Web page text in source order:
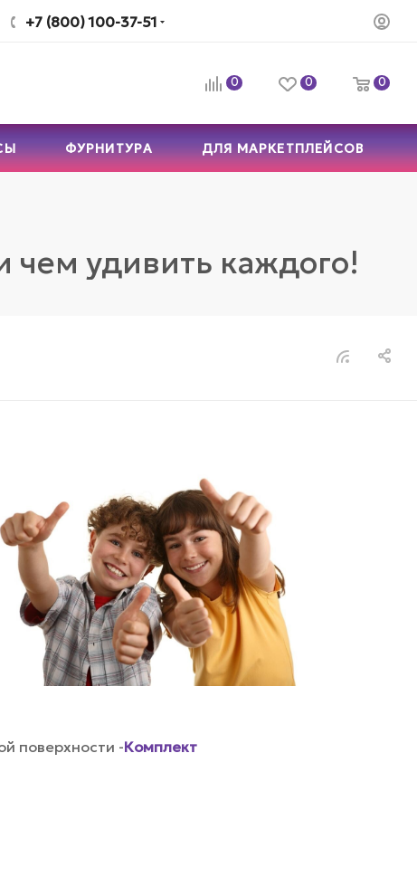
+7 (800) 100-37-51
0 0 0
ФУРНИТУРА ДЛЯ МАРКЕТПЛЕЙСОВ
удивить каждого!
поверхности -Комплект